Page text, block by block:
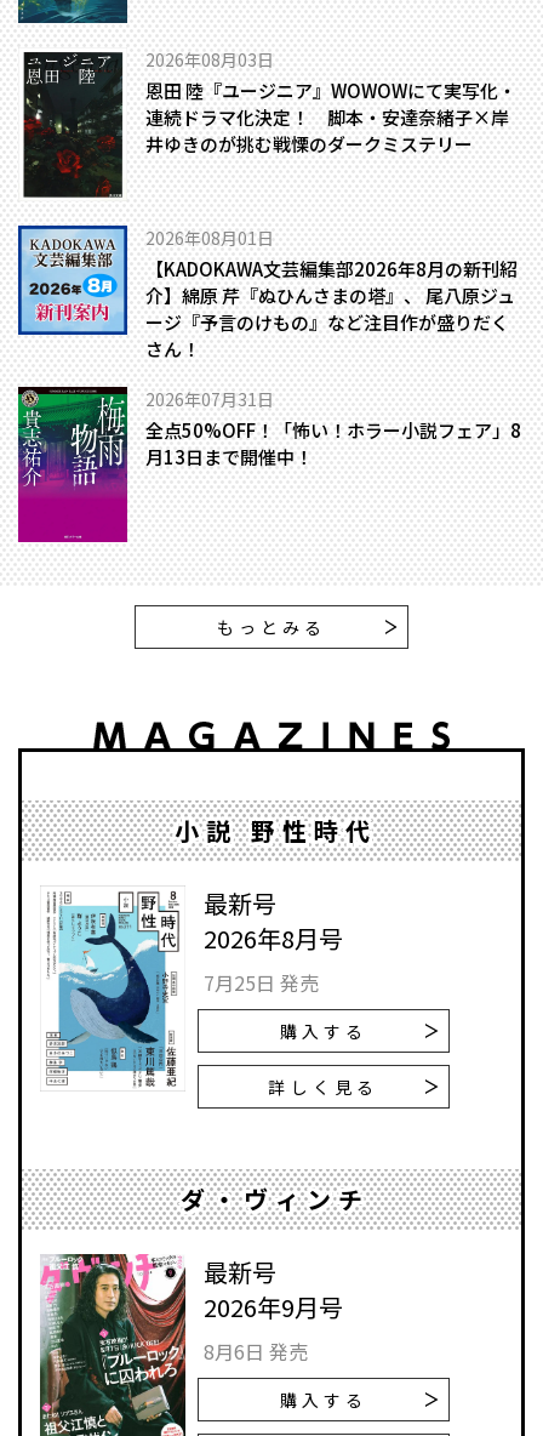
2026年08月03日
恩田 陸『ユージニア』WOWOWにて実写化・
連続ドラマ化決定！ 脚本・安達奈緒子×岸
井ゆきのが挑む戦慄のダークミステリー
2026年08月01日
【KADOKAWA文芸編集部2026年8月の新刊紹
介】綿原 芹『ぬひんさまの塔』、 尾八原ジュ
ージ『予言のけもの』など注目作が盛りだく
さん！
2026年07月31日
全点50%OFF！「怖い！ホラー小説フェア」8
月13日まで開催中！
もっとみる
小説 野性時代
最新号
2026年8月号
7月25日 発売
購入する
詳しく見る
ダ・ヴィンチ
最新号
2026年9月号
8月6日 発売
購入する